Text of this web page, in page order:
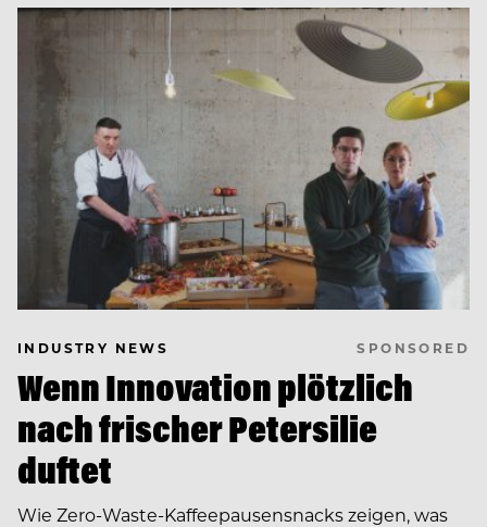
INDUSTRY NEWS SPONSORED
Wenn Innovation plötzlich
nach frischer Petersilie
duftet
Wie Zero-Waste-Kaffeepausensnacks zeigen, was